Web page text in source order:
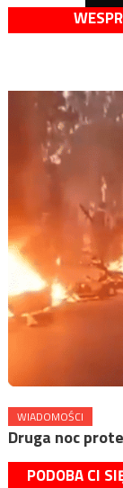
WIADOMOŚCI
Druga noc
PODOBA CI